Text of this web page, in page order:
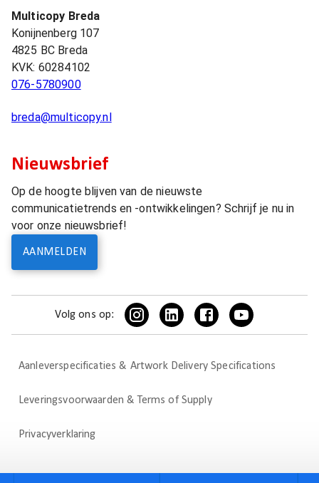
Multicopy Breda
Konijnenberg 107
4825 BC Breda
KVK: 60284102
076-5780900
breda@multicopy.nl
Nieuwsbrief
Op de hoogte blijven van de nieuwste
communicatietrends en -ontwikkelingen? Schrijf je nu in
voor onze nieuwsbrief!
AANMELDEN
Volg ons op:
Aanleverspecificaties & Artwork Delivery Specifications
Leveringsvoorwaarden & Terms of Supply
Privacyverklaring